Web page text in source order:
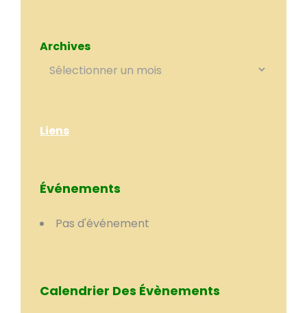
Archives
Liens
Événements
Pas d'événement
Calendrier Des Évènements